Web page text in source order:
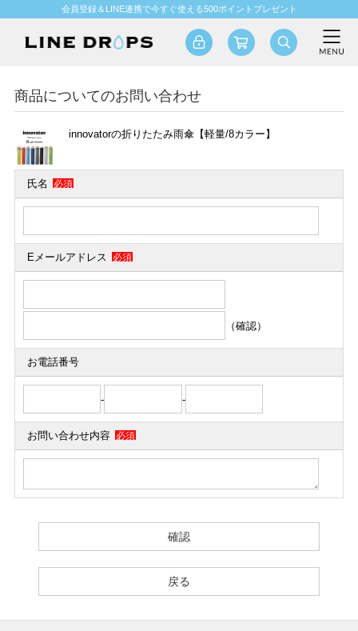
会員登録＆LINE連携で今すぐ使える500ポイントプレゼント
商品についてのお問い合わせ
innovatorの折りたたみ雨傘【軽量/8カラー】
氏名 必須
Eメールアドレス 必須
（確認）
お電話番号
- -
お問い合わせ内容 必須